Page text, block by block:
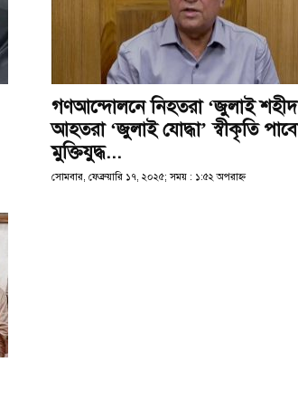
গণআন্দোলনে নিহতরা ‘জুলাই
আহতরা ‘জুলাই যোদ্ধা’ স্বীকৃতি
মুক্তিযুদ্ধ...
সোমবার, ফেব্রুয়ারি ১৭, ২০২৫; সময় : ১:৫২ অপরাহ্ণ